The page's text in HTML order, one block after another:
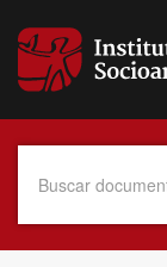
para
conteúdo